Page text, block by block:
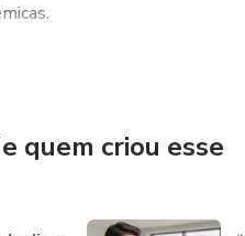
e alguns professores
quem criou esse